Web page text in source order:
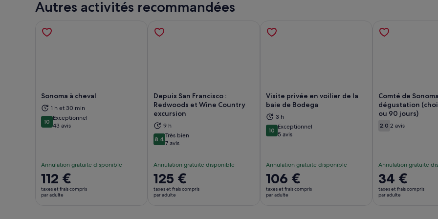
Autres activités recommandées
Sonoma à cheval
1 h et 30 min
1010 sur 10
Exceptionnel
43 avis
Annulation gratuite disponible
Le
prix
est
112 €
taxes et frais compris
par adulte
S’ouvre dans un nouvel onglet.
Depuis San Francisco :
Redwoods et Wine Country
excursion
9 h
8.48.4 sur 10
Très bien
7 avis
Annulation gratuite disponible
Le
prix
est
125 €
taxes et frais compris
par adulte
S’ouvre dans un nouvel onglet.
Visite privée en voilier de la
baie de Bodega
3 h
1010 sur 10
Exceptionnel
5 avis
Annulation gratuite disponible
Le
prix
est
106 €
taxes et frais compris
par adulte
S’ouvre dans un nouvel onglet.
Comté de
dégustation
ou 90 jours)
2.02.0 sur 10
2 avis
Annulation gratuite
Le
prix
est
34 €
taxes et frais compris
par adulte